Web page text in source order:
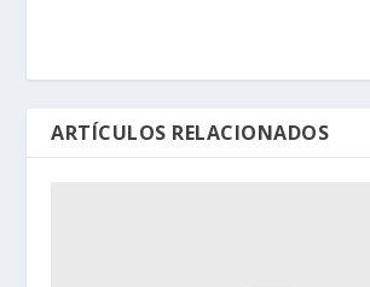
ARTÍCULOS RELACIONADOS